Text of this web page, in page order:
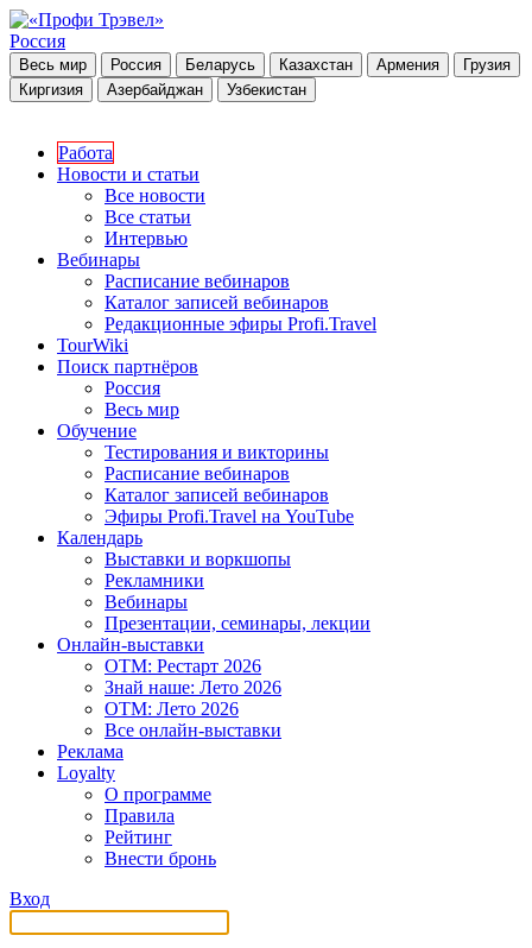
Россия
Весь мир Россия Беларусь Казахстан Армения
Грузия
Киргизия
Азербайджан Узбекистан
Работа
Новости и статьи
Все новости
Все статьи
Интервью
Вебинары
Расписание вебинаров
Каталог записей вебинаров
Редакционные эфиры Profi.Travel
TourWiki
Поиск партнёров
Россия
Весь мир
Обучение
Тестирования и викторины
Расписание вебинаров
Каталог записей вебинаров
Эфиры Profi.Travel на YouTube
Календарь
Выставки и воркшопы
Рекламники
Вебинары
Презентации, семинары, лекции
Онлайн-выставки
OTM: Рестарт 2026
Знай наше: Лето 2026
OTM: Лето 2026
Все онлайн-выставки
Реклама
Loyalty
О программе
Правила
Рейтинг
Внести бронь
Вход